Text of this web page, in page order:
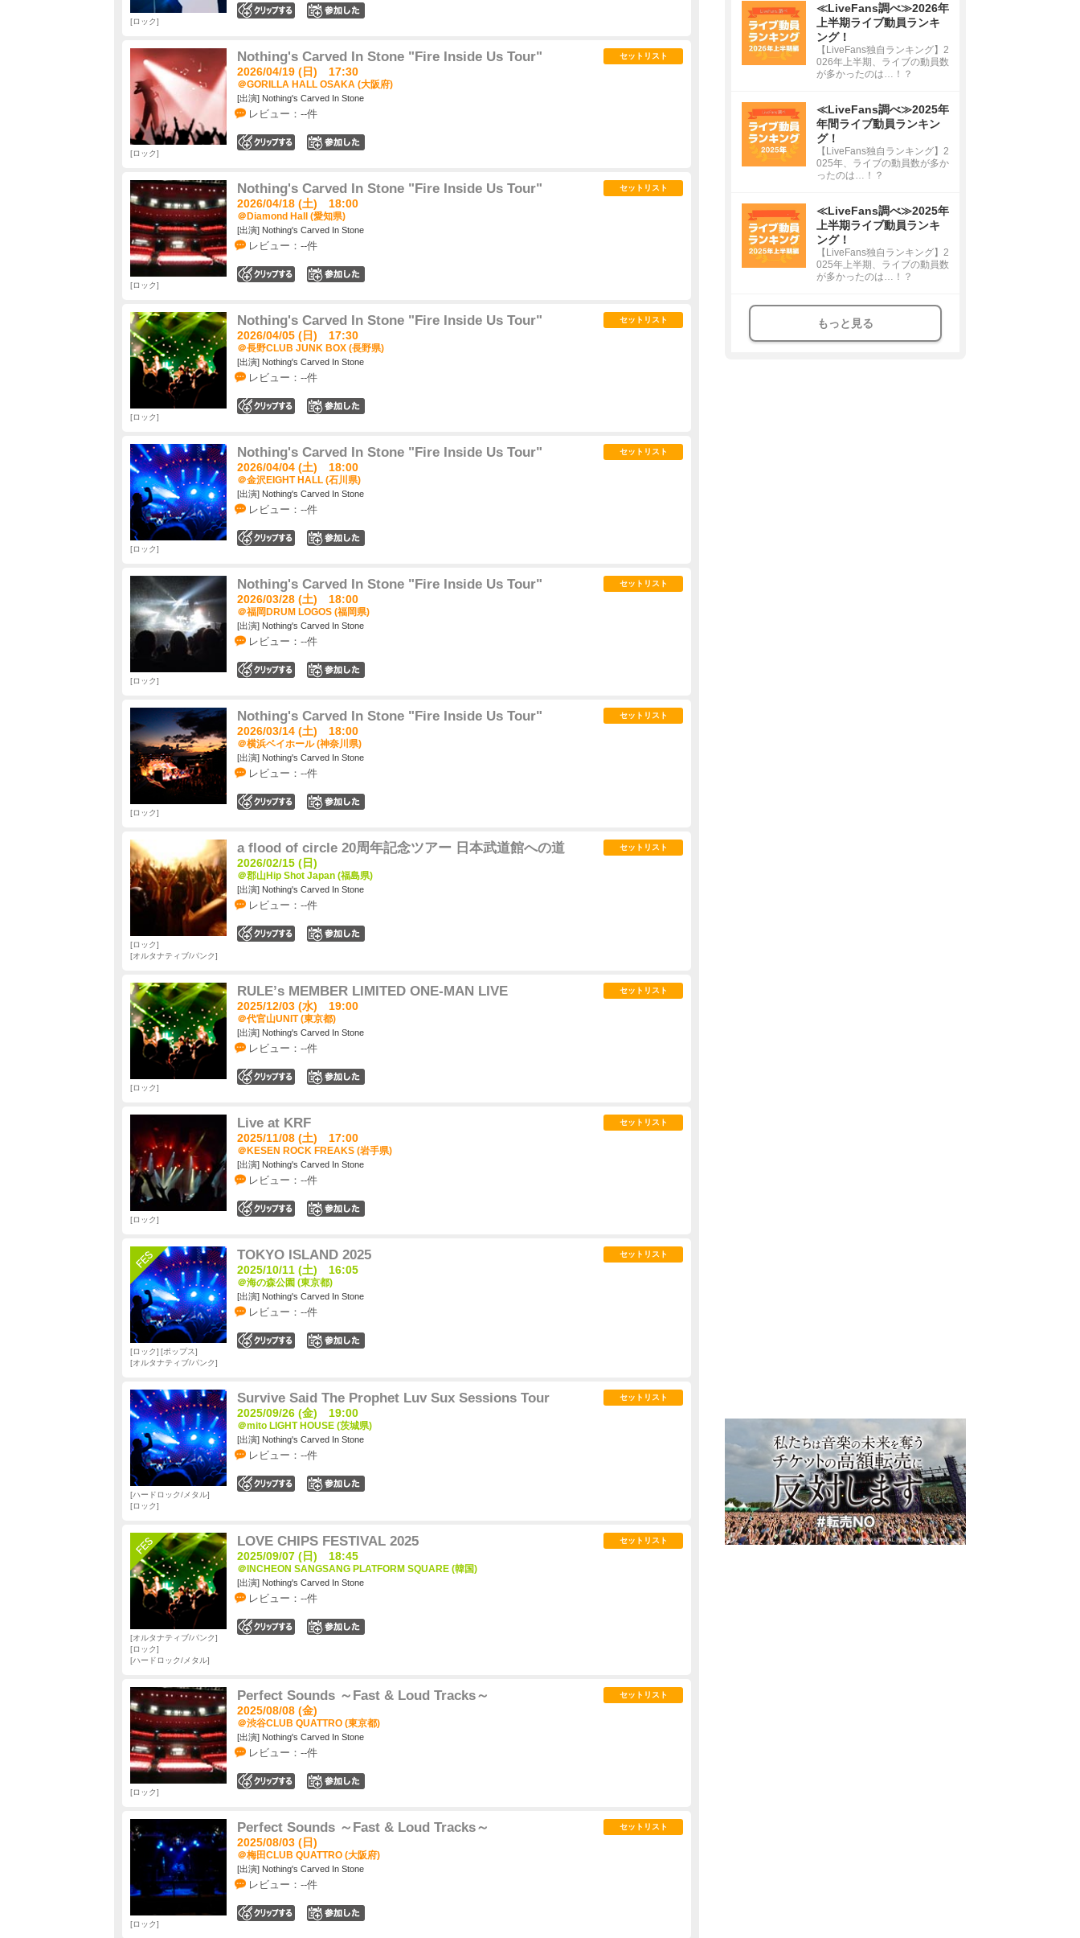
ロック
Nothing's Carved In Stone "Fire Inside Us Tour"
2026/04/19 (日) 17:30
＠GORILLA HALL OSAKA (大阪府)
[出演] Nothing's Carved In Stone
レビュー：--件
セットリスト
ロック
Nothing's Carved In Stone "Fire Inside Us Tour"
2026/04/18 (土) 18:00
＠Diamond Hall (愛知県)
[出演] Nothing's Carved In Stone
レビュー：--件
セットリスト
ロック
Nothing's Carved In Stone "Fire Inside Us Tour"
2026/04/05 (日) 17:30
＠長野CLUB JUNK BOX (長野県)
[出演] Nothing's Carved In Stone
レビュー：--件
セットリスト
ロック
Nothing's Carved In Stone "Fire Inside Us Tour"
2026/04/04 (土) 18:00
＠金沢EIGHT HALL (石川県)
[出演] Nothing's Carved In Stone
レビュー：--件
セットリスト
ロック
Nothing's Carved In Stone "Fire Inside Us Tour"
2026/03/28 (土) 18:00
＠福岡DRUM LOGOS (福岡県)
[出演] Nothing's Carved In Stone
レビュー：--件
セットリスト
ロック
Nothing's Carved In Stone "Fire Inside Us Tour"
2026/03/14 (土) 18:00
＠横浜ベイホール (神奈川県)
[出演] Nothing's Carved In Stone
レビュー：--件
セットリスト
ロック
a flood of circle 20周年記念ツアー 日本武道館への道
2026/02/15 (日)
＠郡山Hip Shot Japan (福島県)
[出演] Nothing's Carved In Stone
レビュー：--件
セットリスト
ロック
オルタナティブ/パンク
RULEʼs MEMBER LIMITED ONE-MAN LIVE
2025/12/03 (水) 19:00
＠代官山UNIT (東京都)
[出演] Nothing's Carved In Stone
レビュー：--件
セットリスト
ロック
Live at KRF
2025/11/08 (土) 17:00
＠KESEN ROCK FREAKS (岩手県)
[出演] Nothing's Carved In Stone
レビュー：--件
セットリスト
ロック
TOKYO ISLAND 2025
2025/10/11 (土) 16:05
＠海の森公園 (東京都)
[出演] Nothing's Carved In Stone
レビュー：--件
セットリスト
ロック
ポップス
オルタナティブ/パンク
Survive Said The Prophet Luv Sux Sessions Tour
2025/09/26 (金) 19:00
＠mito LIGHT HOUSE (茨城県)
[出演] Nothing's Carved In Stone
レビュー：--件
セットリスト
ハードロック/メタル
ロック
LOVE CHIPS FESTIVAL 2025
2025/09/07 (日) 18:45
＠INCHEON SANGSANG PLATFORM SQUARE (韓国)
[出演] Nothing's Carved In Stone
レビュー：--件
セットリスト
オルタナティブ/パンク
ロック
ハードロック/メタル
Perfect Sounds ～Fast & Loud Tracks～
2025/08/08 (金)
＠渋谷CLUB QUATTRO (東京都)
[出演] Nothing's Carved In Stone
レビュー：--件
セットリスト
ロック
Perfect Sounds ～Fast & Loud Tracks～
2025/08/03 (日)
＠梅田CLUB QUATTRO (大阪府)
[出演] Nothing's Carved In Stone
レビュー：--件
セットリスト
ロック
≪LiveFans調べ≫2026年
上半期ライブ動員ランキ
ング！
【LiveFans独自ランキング】2
026年上半期、ライブの動員数
が多かったのは…！？
≪LiveFans調べ≫2025年
年間ライブ動員ランキン
グ！
【LiveFans独自ランキング】2
025年、ライブの動員数が多か
ったのは…！？
≪LiveFans調べ≫2025年
上半期ライブ動員ランキ
ング！
【LiveFans独自ランキング】2
025年上半期、ライブの動員数
が多かったのは…！？
もっと見る